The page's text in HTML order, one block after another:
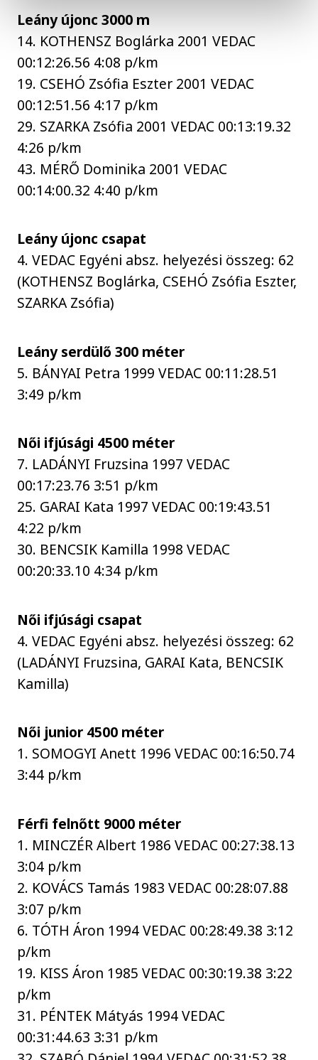
Leány újonc 3000 m
14. KOTHENSZ Boglárka 2001 VEDAC
00:12:26.56 4:08 p/km
19. CSEHÓ Zsófia Eszter 2001 VEDAC
00:12:51.56 4:17 p/km
29. SZARKA Zsófia 2001 VEDAC 00:13:19.32
4:26 p/km
43. MÉRŐ Dominika 2001 VEDAC
00:14:00.32 4:40 p/km
Leány újonc csapat
4. VEDAC Egyéni absz. helyezési összeg: 62
(KOTHENSZ Boglárka, CSEHÓ Zsófia Eszter,
SZARKA Zsófia)
Leány serdülő 300 méter
5. BÁNYAI Petra 1999 VEDAC 00:11:28.51
3:49 p/km
Női ifjúsági 4500 méter
7. LADÁNYI Fruzsina 1997 VEDAC
00:17:23.76 3:51 p/km
25. GARAI Kata 1997 VEDAC 00:19:43.51
4:22 p/km
30. BENCSIK Kamilla 1998 VEDAC
00:20:33.10 4:34 p/km
Női ifjúsági csapat
4. VEDAC Egyéni absz. helyezési összeg: 62
(LADÁNYI Fruzsina, GARAI Kata, BENCSIK
Kamilla)
Női junior 4500 méter
1. SOMOGYI Anett 1996 VEDAC 00:16:50.74
3:44 p/km
Férfi felnőtt 9000 méter
1. MINCZÉR Albert 1986 VEDAC 00:27:38.13
3:04 p/km
2. KOVÁCS Tamás 1983 VEDAC 00:28:07.88
3:07 p/km
6. TÓTH Áron 1994 VEDAC 00:28:49.38 3:12
p/km
19. KISS Áron 1985 VEDAC 00:30:19.38 3:22
p/km
31. PÉNTEK Mátyás 1994 VEDAC
00:31:44.63 3:31 p/km